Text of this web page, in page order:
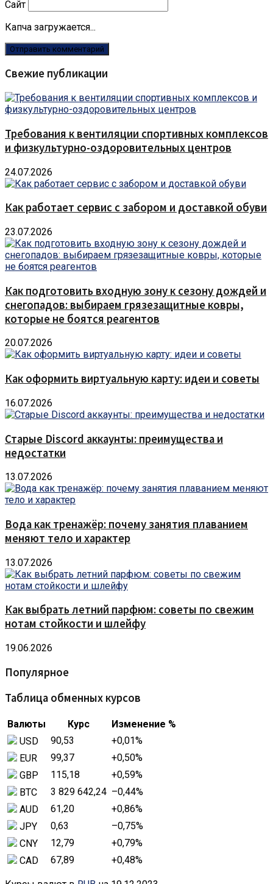
Сайт
Капча загружается...
Свежие публикации
Требования к вентиляции спортивных комплексов
и физкультурно-оздоровительных центров
24.07.2026
Как работает сервис с забором и доставкой обуви
23.07.2026
Как подготовить входную зону к сезону дождей и
снегопадов: выбираем грязезащитные ковры,
которые не боятся реагентов
20.07.2026
Как оформить виртуальную карту: идеи и советы
16.07.2026
Старые Discord аккаунты: преимущества и
недостатки
13.07.2026
Вода как тренажёр: почему занятия плаванием
меняют тело и характер
13.07.2026
Как выбрать летний парфюм: советы по свежим
нотам стойкости и шлейфу
19.06.2026
Популярное
Таблица обменных курсов
Валюты Курс
Изменение %
USD
90,53 +0,01%
EUR
99,37 +0,50%
GBP
115,18 +0,59%
BTC
3 829 642,24 –0,44%
AUD
61,20 +0,86%
JPY
0,63 –0,75%
CNY
12,79 +0,79%
CAD
67,89 +0,48%